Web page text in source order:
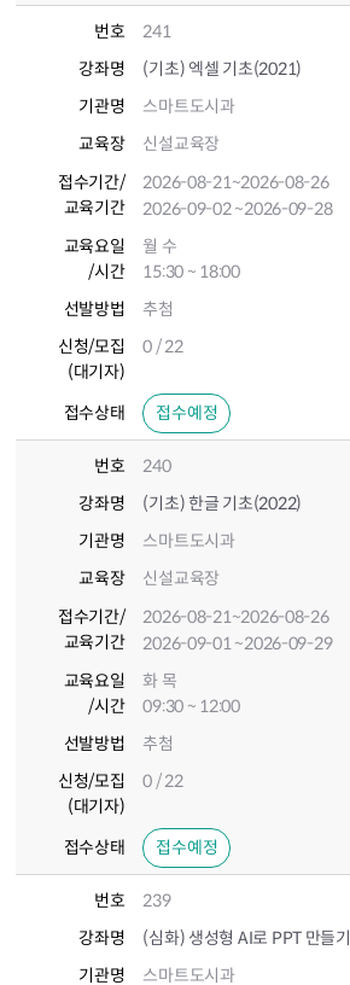
번호
241
강좌명
(기초) 엑셀 기초(2021)
기관명
스마트도시과
교육장
신설교육장
접수기간/
교육기간
2026-08-21~2026-08-26
2026-09-02~2026-09-28
교육요일
/시간
월 수
15:30 ~ 18:00
선발방법
추첨
신청/모집
(대기자)
0 / 22
접수상태 접수예정
번호
240
강좌명
(기초) 한글 기초(2022)
기관명
스마트도시과
교육장
신설교육장
접수기간/
교육기간
2026-08-21~2026-08-26
2026-09-01~2026-09-29
교육요일
/시간
화 목
09:30 ~ 12:00
선발방법
추첨
신청/모집
(대기자)
0 / 22
접수상태 접수예정
번호
239
강좌명
(심화) 생성형 AI로 PPT 만들기
기관명
스마트도시과